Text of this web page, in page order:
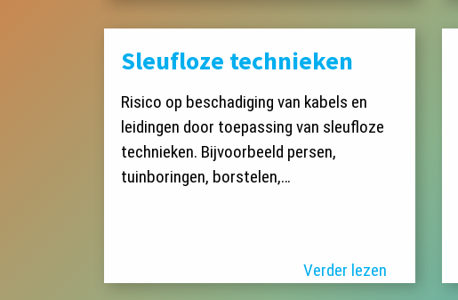
Sleufloze technieken
Risico op beschadiging van kabels en
leidingen door toepassing van sleufloze
technieken. Bijvoorbeeld persen,
tuinboringen, borstelen,…
Verder lezen